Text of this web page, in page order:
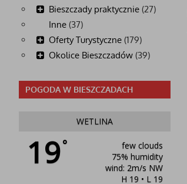
Bieszczady praktycznie(27)
Inne(37)
Oferty Turystyczne(179)
Okolice Bieszczadów(39)
POGODA W BIESZCZADACH
WETLINA
19°
few clouds
75% humidity
wind: 2m/s NW
H 19 • L 19